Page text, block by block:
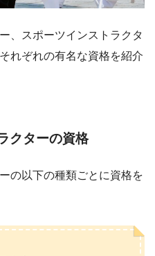
、スポーツインストラクタ
れぞれの有名な資格を紹介
クターの資格
の以下の種類ごとに資格を